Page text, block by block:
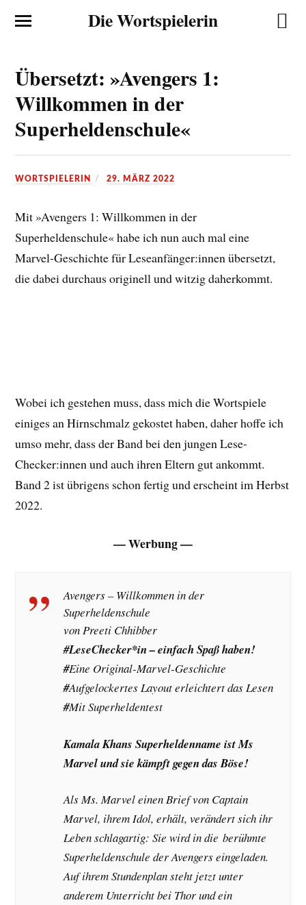
Die Wortspielerin
Übersetzt: »Avengers 1:
Willkommen in der
Superheldenschule«
WORTSPIELERIN 29. MÄRZ 2022
Mit »Avengers 1: Willkommen in der
Superheldenschule« habe ich nun auch mal eine
Marvel-Geschichte für Leseanfänger:innen übersetzt,
die dabei durchaus originell und witzig daherkommt.
Wobei ich gestehen muss, dass mich die Wortspiele
einiges an Hirnschmalz gekostet haben, daher hoffe ich
umso mehr, dass der Band bei den jungen Lese-
Checker:innen und auch ihren Eltern gut ankommt.
Band 2 ist übrigens schon fertig und erscheint im Herbst
2022.
— Werbung —
Avengers – Willkommen in der
Superheldenschule
von Preeti Chhibber
#LeseChecker*in – einfach Spaß haben!
#Eine Original-Marvel-Geschichte
#Aufgelockertes Layout erleichtert das Lesen
#Mit Superheldentest
Kamala Khans Superheldenname ist Ms
Marvel und sie kämpft gegen das Böse!
Als Ms. Marvel einen Brief von Captain
Marvel, ihrem Idol, erhält, verändert sich ihr
Leben schlagartig: Sie wird in die berühmte
Superheldenschule der Avengers eingeladen.
Auf ihrem Stundenplan steht jetzt unter
anderem Unterricht bei Thor und ein